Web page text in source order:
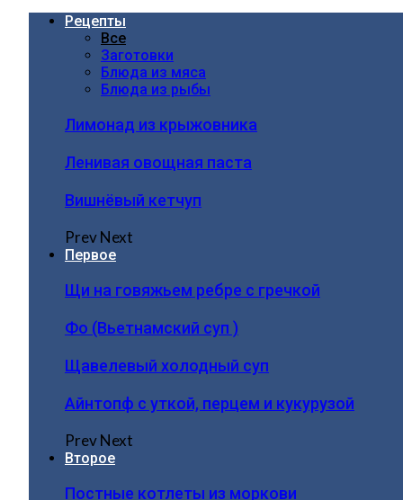
Рецепты
Все
Заготовки
Блюда из мяса
Блюда из рыбы
Лимонад из крыжовника
Ленивая овощная паста
Вишнёвый кетчуп
PrevNext
Первое
Щи на говяжьем ребре с гречкой
Фо (Вьетнамский суп )
Щавелевый холодный суп
Айнтопф с уткой, перцем и кукурузой
PrevNext
Второе
Постные котлеты из моркови